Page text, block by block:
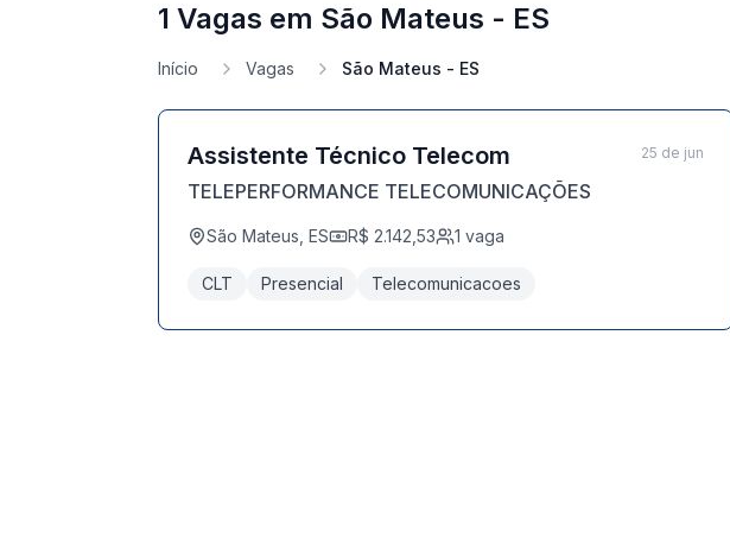
1 Vagas em São Mateus - ES
Início Vagas São Mateus - ES
Assistente Técnico Telecom
TELEPERFORMANCE TELECOMUNICAÇÕES
São Mateus, ES R$ 2.142,53 1 vaga
CLT Presencial Telecomunicacoes
25 de jun